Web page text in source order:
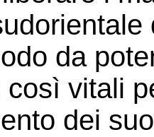
da
così vitali
dei